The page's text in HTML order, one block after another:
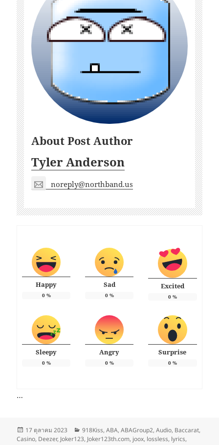
About Post Author
Tyler Anderson
noreply@northband.us
Happy
0%
Sad
0%
Excited
0%
Sleepy
0%
Angry
0%
Surprise
0%
…
เขียน
เมื่อ
17 ตุลาคม 2023
หมวด
หมู่
918Kiss,ABA,ABAGroup2,Audio, Baccarat,
Casino, Deezer, Joker123, Joker123th.com, joox, lossless, lyrics,